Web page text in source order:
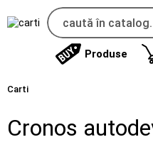
Produse
Carti
Cronos